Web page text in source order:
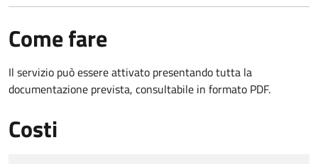
Come fare
Il servizio può essere attivato presentando tutta la
documentazione prevista, consultabile in formato PDF.
Costi